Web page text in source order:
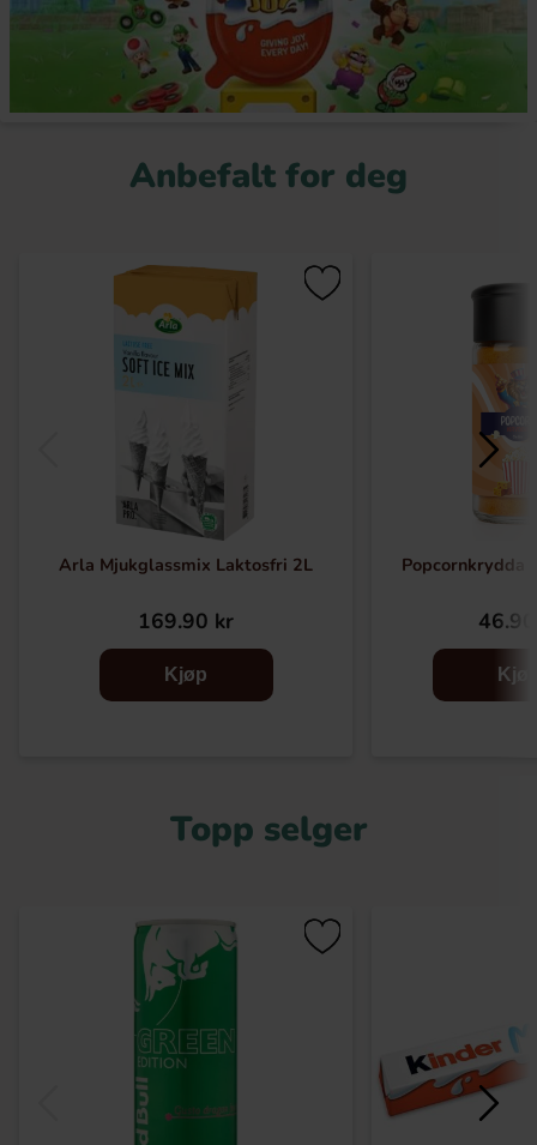
Anbefalt for deg
Arla Mjukglassmix Laktosfri 2L
169.90 kr
Kjøp
Popcornkrydda
Topp selger